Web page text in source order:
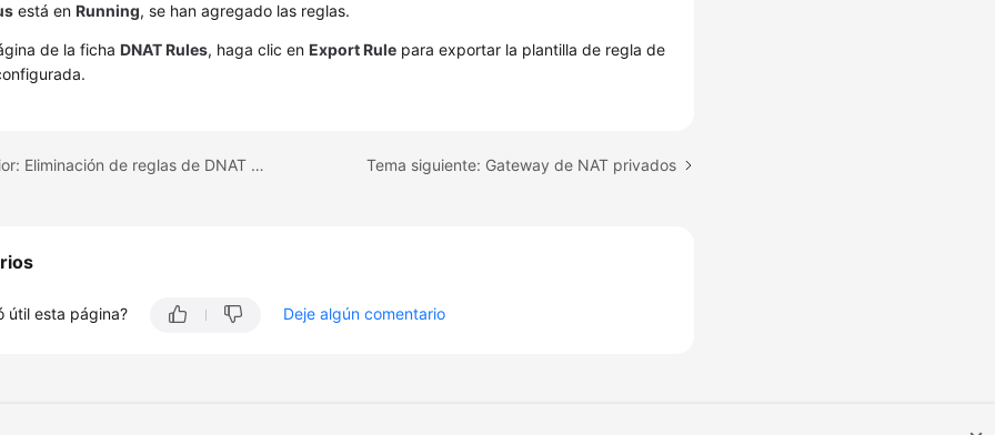
está enRunning, se han agregado las reglas.
de la fichaDNAT Rules, haga clic enExport Rule para exportar la plantilla de regla de
Tema anterior: Eliminación de reglas de DNAT por lotes Tema siguiente: Gateway de NAT privados
útil esta página? Deje algún comentario